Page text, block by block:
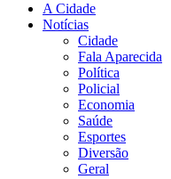
A Cidade
Notícias
Cidade
Fala Aparecida
Política
Policial
Economia
Saúde
Esportes
Diversão
Geral